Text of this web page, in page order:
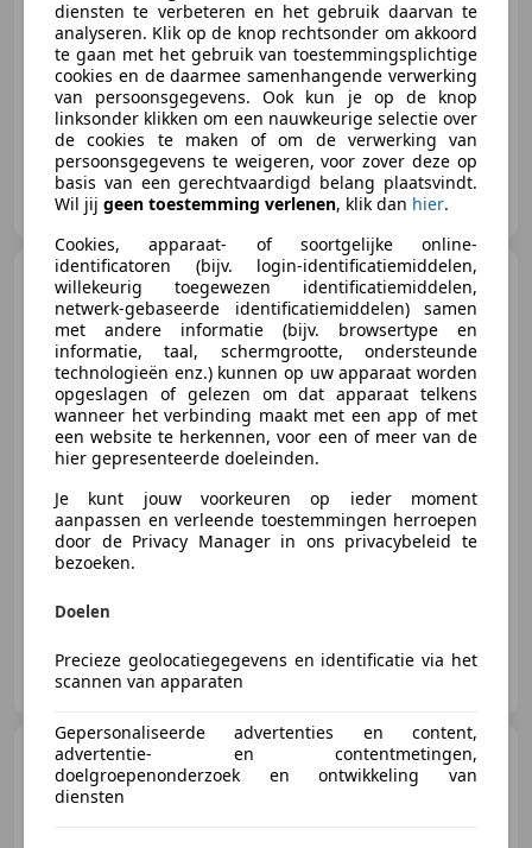
08/2009 149.345 km Benzine
55 kW (75 PK)
Automobielbedrijf Veld
NL-8345 HJ KALLENKOTE
Toyota Yaris1.3 VVTi Sol
MMT 5drs AIRCO RIJDT GOED
NAP APK 2-2
€ 2.995
04/2006 180.237 km Benzine
64 kW (87 PK)
Ed-Kar Import en Export
NL-3076 JA ROTTERDAM
Toyota Aygo 1.0 VVT-i x-play
Cruise control
diensten te verbeteren en het gebruik daarvan te
analyseren. Klik op de knop rechtsonder om akkoord
te gaan met het gebruik van toestemmingsplichtige
cookies en de daarmee samenhangende verwerking
van persoonsgegevens. Ook kun je op de knop
linksonder klikken om een nauwkeurige selectie over
de cookies te maken of om de verwerking van
persoonsgegevens te weigeren, voor zover deze op
basis van een gerechtvaardigd belang plaatsvindt.
Wil jij geen toestemming verlenen, klik dan hier.
Cookies, apparaat- of soortgelijke online-
identificatoren (bijv. login-identificatiemiddelen,
willekeurig toegewezen identificatiemiddelen,
netwerk-gebaseerde identificatiemiddelen) samen
met andere informatie (bijv. browsertype en
informatie, taal, schermgrootte, ondersteunde
technologieën enz.) kunnen op uw apparaat worden
opgeslagen of gelezen om dat apparaat telkens
wanneer het verbinding maakt met een app of met
een website te herkennen, voor een of meer van de
hier gepresenteerde doeleinden.
Je kunt jouw voorkeuren op ieder moment
aanpassen en verleende toestemmingen herroepen
door de Privacy Manager in ons privacybeleid te
bezoeken.
Doelen
Precieze geolocatiegegevens en identificatie via het
scannen van apparaten
Gepersonaliseerde advertenties en content,
advertentie- en contentmetingen,
doelgroepenonderzoek en ontwikkeling van
diensten